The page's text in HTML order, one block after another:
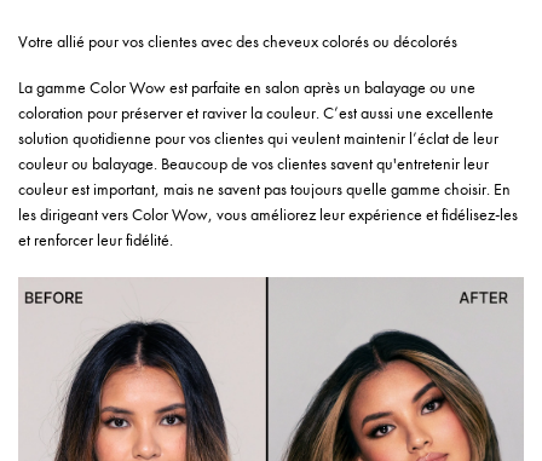
Votre allié pour vos clientes avec des cheveux colorés ou décolorés
La gamme Color Wow est parfaite en salon après un balayage ou une
coloration pour préserver et raviver la couleur. C’est aussi une excellente
solution quotidienne pour vos clientes qui veulent maintenir l’éclat de leur
couleur ou balayage. Beaucoup de vos clientes savent qu'entretenir leur
couleur est important, mais ne savent pas toujours quelle gamme choisir. En
les dirigeant vers Color Wow, vous améliorez leur expérience et fidélisez-les
et renforcer leur fidélité.